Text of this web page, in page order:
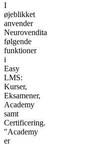
I
øjeblikket
anvender
Neurovendita
følgende
funktioner
i
Easy
LMS:
Kurser,
Eksamener,
Academy
samt
Certificering.
"Academy
er